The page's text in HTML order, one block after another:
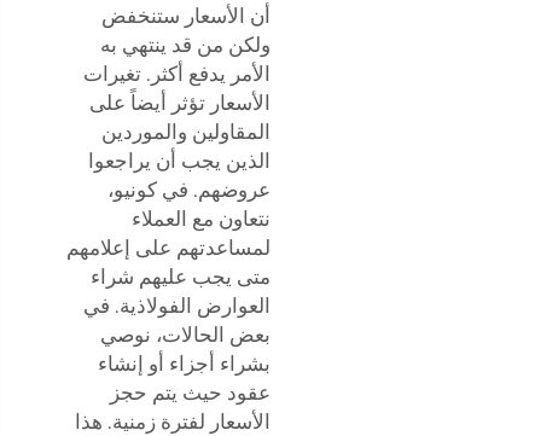
أن الأسعار ستنخفض
ولكن من قد ينتهي به
الأمر يدفع أكثر. تغيرات
الأسعار تؤثر أيضاً على
المقاولين والموردين
الذين يجب أن يراجعوا
عروضهم. في كونيو،
نتعاون مع العملاء
لمساعدتهم على إعلامهم
متى يجب عليهم شراء
العوارض الفولاذية. في
بعض الحالات، نوصي
بشراء أجزاء أو إنشاء
عقود حيث يتم حجز
الأسعار لفترة زمنية. هذا